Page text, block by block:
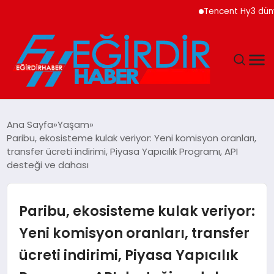
Tencent Hy3 dünya
EĞITIM
GÜNDEM
MAGAZIN
Ana Sayfa Yaşam
Paribu, ekosisteme kulak veriyor: Yeni komisyon oranları,
transfer ücreti indirimi, Piyasa Yapıcılık Programı, API
desteği ve dahası
Paribu, ekosisteme kulak veriyor:
Yeni komisyon oranları, transfer
ücreti indirimi, Piyasa Yapıcılık